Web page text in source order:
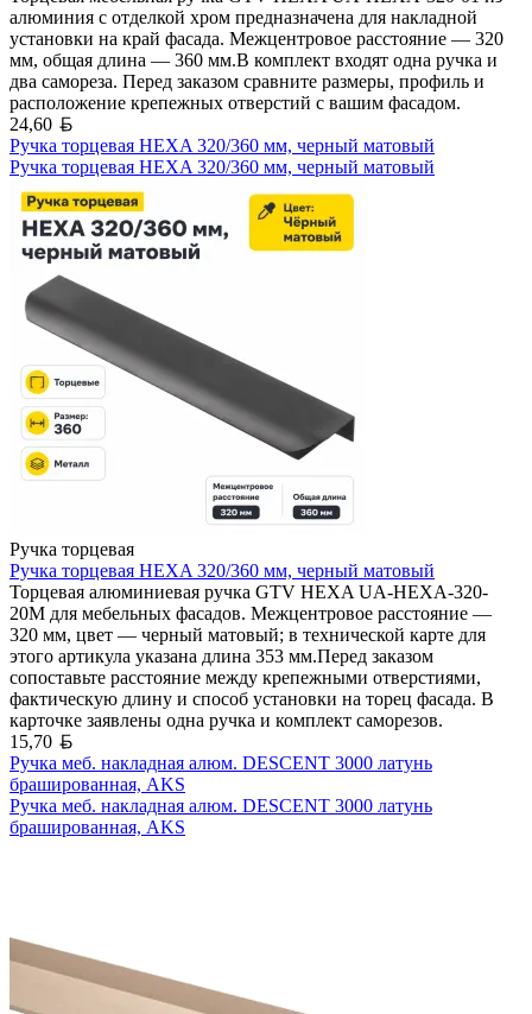
алюминия с отделкой хром предназначена для накладной
установки на край фасада. Межцентровое расстояние — 320
мм, общая длина — 360 мм.В комплект входят одна ручка и
два самореза. Перед заказом сравните размеры, профиль и
расположение крепежных отверстий с вашим фасадом.
24,60
Ручка торцевая HEXA 320/360 мм, черный матовый
Ручка торцевая HEXA 320/360 мм, черный матовый
Ручка торцевая
Ручка торцевая HEXA 320/360 мм, черный матовый
Торцевая алюминиевая ручка GTV HEXA UA-HEXA-320-
20M для мебельных фасадов. Межцентровое расстояние —
320 мм, цвет — черный матовый; в технической карте для
этого артикула указана длина 353 мм.Перед заказом
сопоставьте расстояние между крепежными отверстиями,
фактическую длину и способ установки на торец фасада. В
карточке заявлены одна ручка и комплект саморезов.
15,70
Ручка меб. накладная алюм. DESCENT 3000 латунь
брашированная, AKS
Ручка меб. накладная алюм. DESCENT 3000 латунь
брашированная, AKS